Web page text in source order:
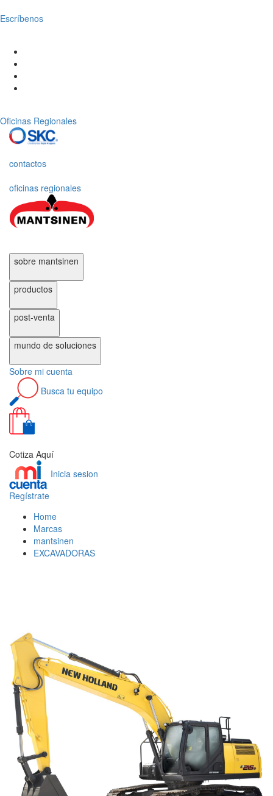
Escríbenos
Oficinas Regionales
contactos
oficinas regionales
sobre mantsinen
productos
post-venta
mundo de soluciones
Sobre mi cuenta
Busca tu equipo
Cotiza Aquí
Inicia sesion
Regístrate
Home
Marcas
mantsinen
EXCAVADORAS